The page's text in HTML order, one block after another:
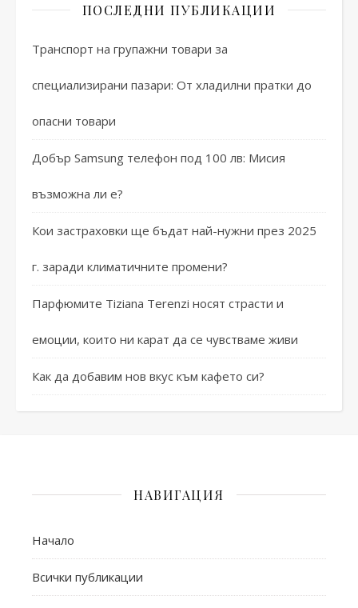
ПОСЛЕДНИ ПУБЛИКАЦИИ
Транспорт на групажни товари за
специализирани пазари: От хладилни пратки до
опасни товари
Добър Samsung телефон под 100 лв: Мисия
възможна ли е?
Кои застраховки ще бъдат най-нужни през 2025
г. заради климатичните промени?
Парфюмите Tiziana Terenzi носят страсти и
емоции, които ни карат да се чувстваме живи
Как да добавим нов вкус към кафето си?
НАВИГАЦИЯ
Начало
Всички публикации